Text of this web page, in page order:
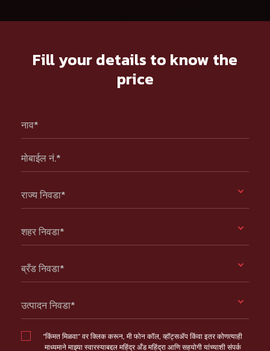
Fill your details to know the
price
नाव*
मोबाईल नं.*
राज्य निवडा*
शहर निवडा*
ब्रँड निवडा*
उत्पादन निवडा*
“किंमत मिळवा” वर क्लिक करून, मी फोन कॉल, व्हॉट्सॲप किंवा इतर कोणत्याही
माध्यमाने माझ्या स्वारस्याबद्दल महिंद्र अँड महिंद्रा आणि सहयोगी यांच्याशी संपर्क